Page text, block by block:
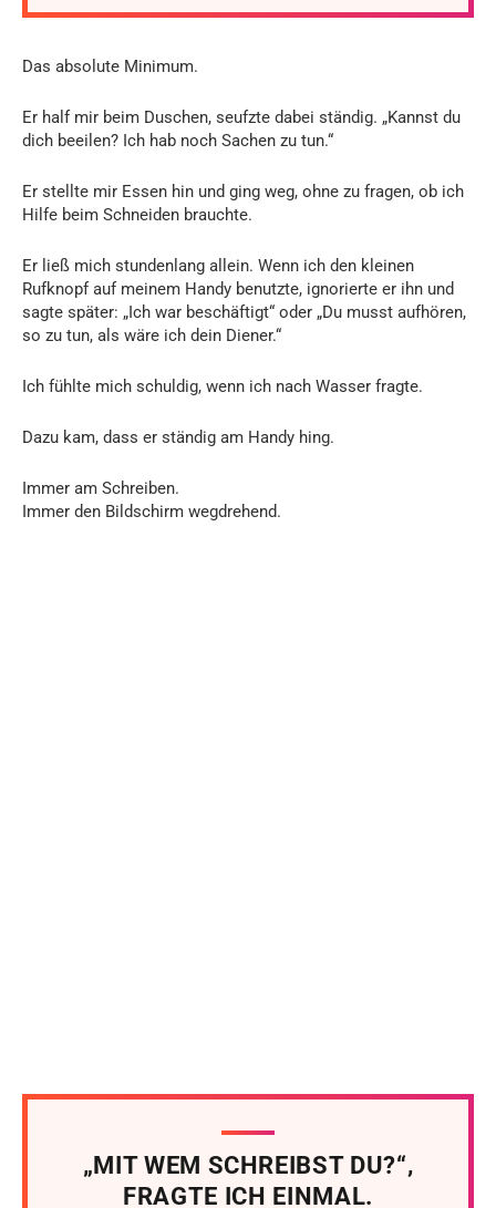
Das absolute Minimum.
Er half mir beim Duschen, seufzte dabei ständig. „Kannst du
dich beeilen? Ich hab noch Sachen zu tun.“
Er stellte mir Essen hin und ging weg, ohne zu fragen, ob ich
Hilfe beim Schneiden brauchte.
Er ließ mich stundenlang allein. Wenn ich den kleinen
Rufknopf auf meinem Handy benutzte, ignorierte er ihn und
sagte später: „Ich war beschäftigt“ oder „Du musst aufhören,
so zu tun, als wäre ich dein Diener.“
Ich fühlte mich schuldig, wenn ich nach Wasser fragte.
Dazu kam, dass er ständig am Handy hing.
Immer am Schreiben.
Immer den Bildschirm wegdrehend.
„MIT WEM SCHREIBST DU?“,
FRAGTE ICH EINMAL.